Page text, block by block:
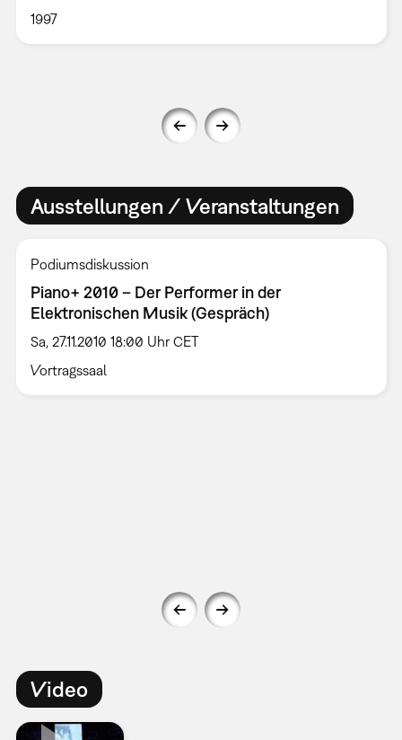
1997
Ausstellungen / Veranstaltungen
Podiumsdiskussion
Piano+ 2010 – Der Performer in der
Elektronischen Musik (Gespräch)
Sa, 27.11.2010 18:00 Uhr CET
Vortragssaal
Video